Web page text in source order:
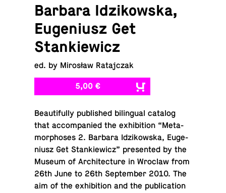
Barbara Idzikowska,
Eugeniusz Get
Stankiewicz
ed. by Mirosław Ratajczak
5,00 €
Beau­ti­fully pub­lished bilin­gual catalog
that ac­com­pa­nied the ex­hi­bi­tion “Meta­
mor­phoses 2. Barbara Idzikowska, Eu­ge­
niusz Get Stankiewicz” pre­sented by the
Museum of Ar­chi­tec­ture in Wroclaw from
26th June to 26th Sep­tem­ber 2010. The
aim of the ex­hi­bi­tion and the pub­li­ca­tion